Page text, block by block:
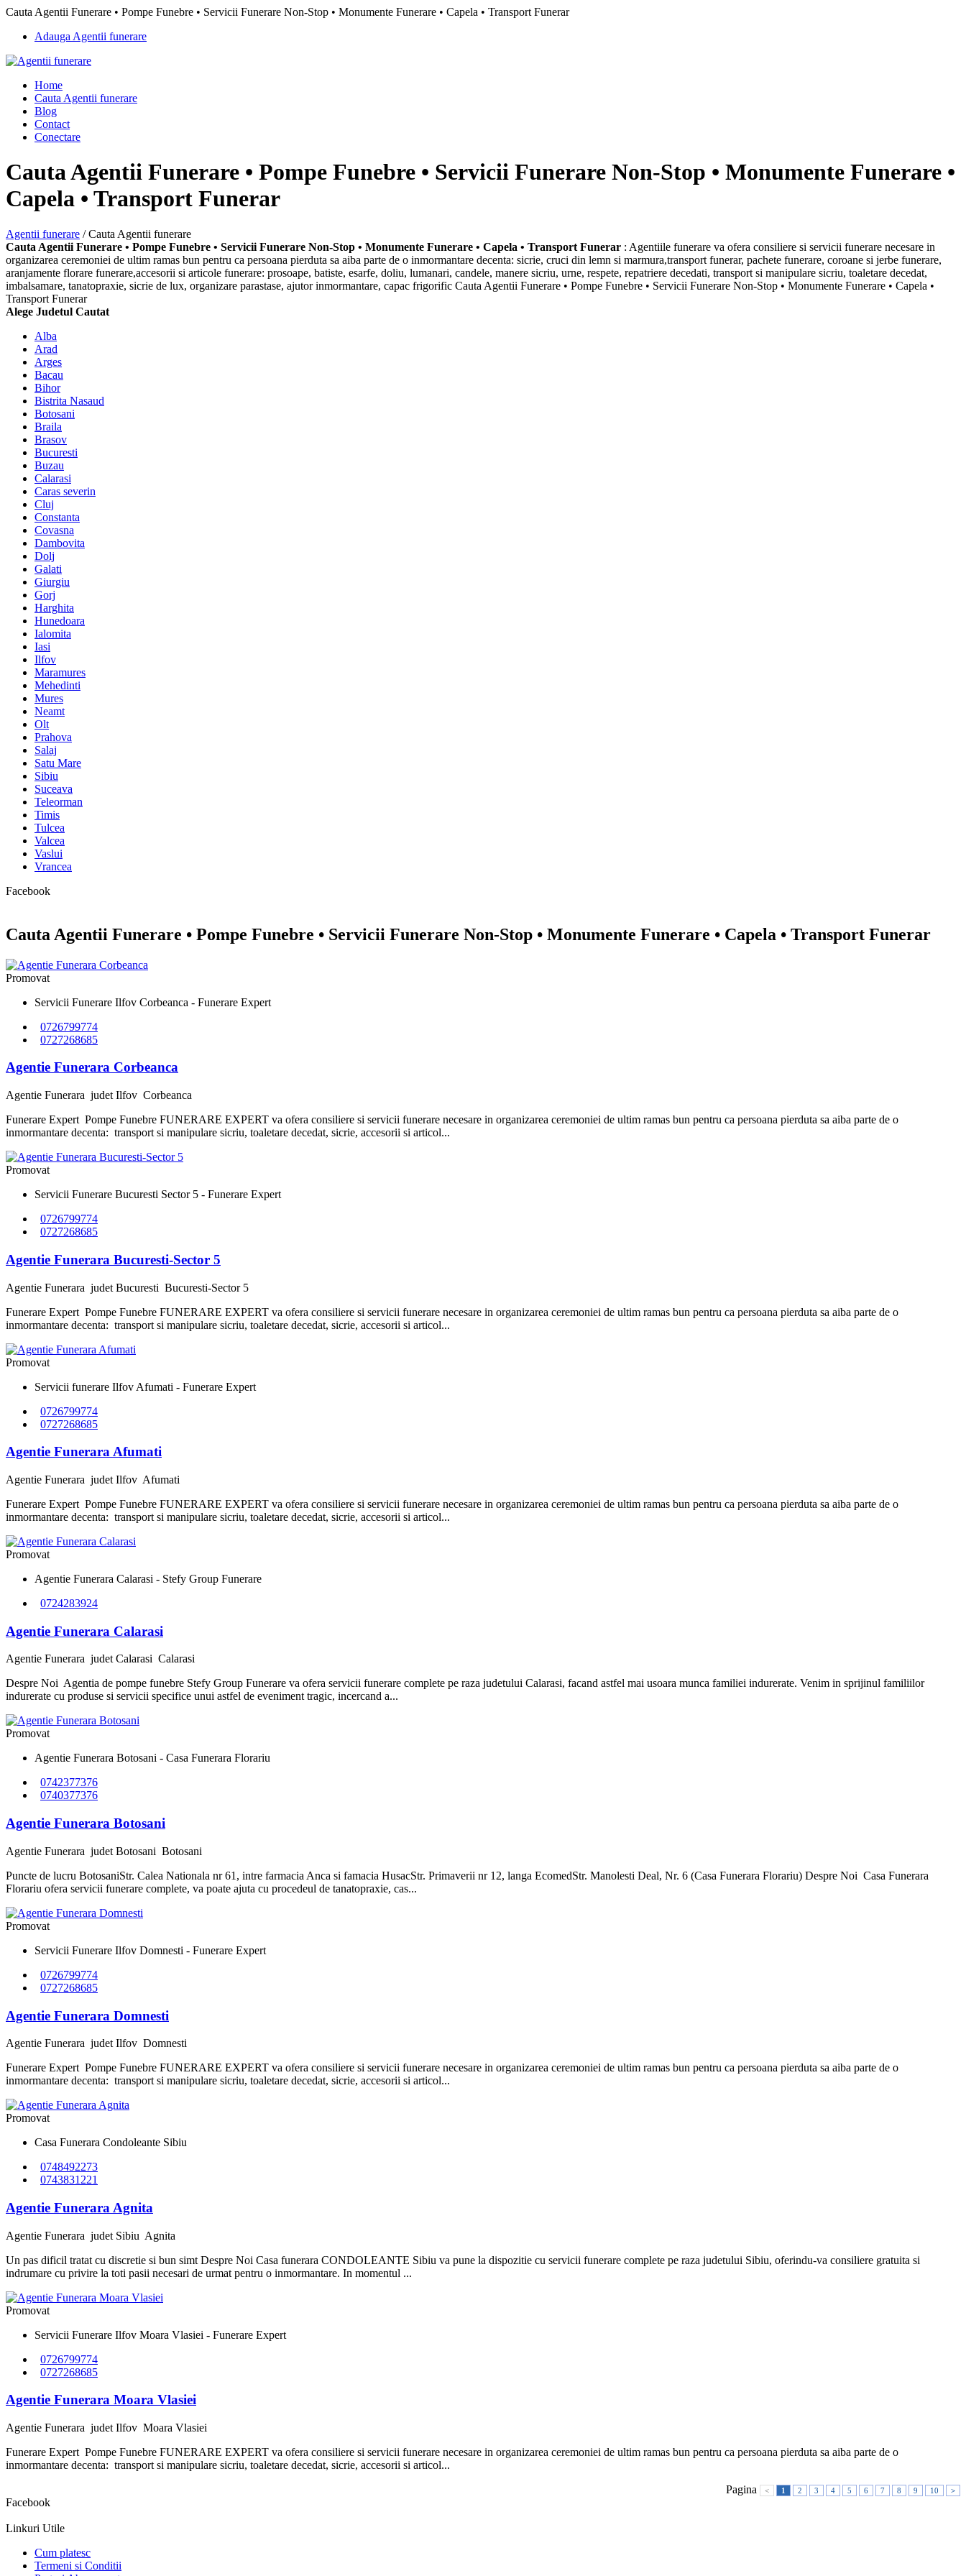
Cauta Agentii Funerare • Pompe Funebre • Servicii Funerare Non-Stop • Monumente Funerare • Capela • Transport Funerar
Adauga Agentii funerare
Home
Cauta Agentii funerare
Blog
Contact
Conectare
Cauta Agentii Funerare • Pompe Funebre • Servicii Funerare Non-Stop • Monumente Funerare •
Capela • Transport Funerar
Agentii funerare /Cauta Agentii funerare
Cauta Agentii Funerare • Pompe Funebre • Servicii Funerare Non-Stop • Monumente Funerare • Capela • Transport Funerar : Agentiile funerare va ofera consiliere si servicii funerare necesare in
organizarea ceremoniei de ultim ramas bun pentru ca persoana pierduta sa aiba parte de o inmormantare decenta: sicrie, cruci din lemn si marmura,transport funerar, pachete funerare, coroane si jerbe funerare,
aranjamente florare funerare,accesorii si articole funerare: prosoape, batiste, esarfe, doliu, lumanari, candele, manere sicriu, urne, respete, repatriere decedati, transport si manipulare sicriu, toaletare decedat,
imbalsamare, tanatopraxie, sicrie de lux, organizare parastase, ajutor inmormantare, capac frigorific Cauta Agentii Funerare • Pompe Funebre • Servicii Funerare Non-Stop • Monumente Funerare • Capela •
Transport Funerar
Alege Judetul Cautat
Alba
Arad
Arges
Bacau
Bihor
Bistrita Nasaud
Botosani
Braila
Brasov
Bucuresti
Buzau
Calarasi
Caras severin
Cluj
Constanta
Covasna
Dambovita
Dolj
Galati
Giurgiu
Gorj
Harghita
Hunedoara
Ialomita
Iasi
Ilfov
Maramures
Mehedinti
Mures
Neamt
Olt
Prahova
Salaj
Satu Mare
Sibiu
Suceava
Teleorman
Timis
Tulcea
Valcea
Vaslui
Vrancea
Facebook
Cauta Agentii Funerare • Pompe Funebre • Servicii Funerare Non-Stop • Monumente Funerare • Capela • Transport Funerar
Promovat
Servicii Funerare Ilfov Corbeanca - Funerare Expert
0726799774
0727268685
Agentie Funerara Corbeanca
Agentie Funerara judet Ilfov Corbeanca
Funerare Expert Pompe Funebre FUNERARE EXPERT va ofera consiliere si servicii funerare necesare in organizarea ceremoniei de ultim ramas bun pentru ca persoana pierduta sa aiba parte de o
inmormantare decenta: transport si manipulare sicriu, toaletare decedat, sicrie, accesorii si articol...
Promovat
Servicii Funerare Bucuresti Sector 5 - Funerare Expert
0726799774
0727268685
Agentie Funerara Bucuresti-Sector 5
Agentie Funerara judet Bucuresti Bucuresti-Sector 5
Funerare Expert Pompe Funebre FUNERARE EXPERT va ofera consiliere si servicii funerare necesare in organizarea ceremoniei de ultim ramas bun pentru ca persoana pierduta sa aiba parte de o
inmormantare decenta: transport si manipulare sicriu, toaletare decedat, sicrie, accesorii si articol...
Promovat
Servicii funerare Ilfov Afumati - Funerare Expert
0726799774
0727268685
Agentie Funerara Afumati
Agentie Funerara judet Ilfov Afumati
Funerare Expert Pompe Funebre FUNERARE EXPERT va ofera consiliere si servicii funerare necesare in organizarea ceremoniei de ultim ramas bun pentru ca persoana pierduta sa aiba parte de o
inmormantare decenta: transport si manipulare sicriu, toaletare decedat, sicrie, accesorii si articol...
Promovat
Agentie Funerara Calarasi - Stefy Group Funerare
0724283924
Agentie Funerara Calarasi
Agentie Funerara judet Calarasi Calarasi
Despre Noi Agentia de pompe funebre Stefy Group Funerare va ofera servicii funerare complete pe raza judetului Calarasi, facand astfel mai usoara munca familiei indurerate. Venim in sprijinul familiilor
indurerate cu produse si servicii specifice unui astfel de eveniment tragic, incercand a...
Promovat
Agentie Funerara Botosani - Casa Funerara Florariu
0742377376
0740377376
Agentie Funerara Botosani
Agentie Funerara judet Botosani Botosani
Puncte de lucru BotosaniStr. Calea Nationala nr 61, intre farmacia Anca si famacia HusacStr. Primaverii nr 12, langa EcomedStr. Manolesti Deal, Nr. 6 (Casa Funerara Florariu) Despre Noi Casa Funerara
Florariu ofera servicii funerare complete, va poate ajuta cu procedeul de tanatopraxie, cas...
Promovat
Servicii Funerare Ilfov Domnesti - Funerare Expert
0726799774
0727268685
Agentie Funerara Domnesti
Agentie Funerara judet Ilfov Domnesti
Funerare Expert Pompe Funebre FUNERARE EXPERT va ofera consiliere si servicii funerare necesare in organizarea ceremoniei de ultim ramas bun pentru ca persoana pierduta sa aiba parte de o
inmormantare decenta: transport si manipulare sicriu, toaletare decedat, sicrie, accesorii si articol...
Promovat
Casa Funerara Condoleante Sibiu
0748492273
0743831221
Agentie Funerara Agnita
Agentie Funerara judet Sibiu Agnita
Un pas dificil tratat cu discretie si bun simt Despre Noi Casa funerara CONDOLEANTE Sibiu va pune la dispozitie cu servicii funerare complete pe raza judetului Sibiu, oferindu-va consiliere gratuita si
indrumare cu privire la toti pasii necesari de urmat pentru o inmormantare. In momentul ...
Promovat
Servicii Funerare Ilfov Moara Vlasiei - Funerare Expert
0726799774
0727268685
Agentie Funerara Moara Vlasiei
Agentie Funerara judet Ilfov Moara Vlasiei
Funerare Expert Pompe Funebre FUNERARE EXPERT va ofera consiliere si servicii funerare necesare in organizarea ceremoniei de ultim ramas bun pentru ca persoana pierduta sa aiba parte de o
inmormantare decenta: transport si manipulare sicriu, toaletare decedat, sicrie, accesorii si articol...
Pagina
< 1 2 3 4 5 6 7 8 9 10 >
Facebook
Linkuri Utile
Cum platesc
Termeni si Conditii